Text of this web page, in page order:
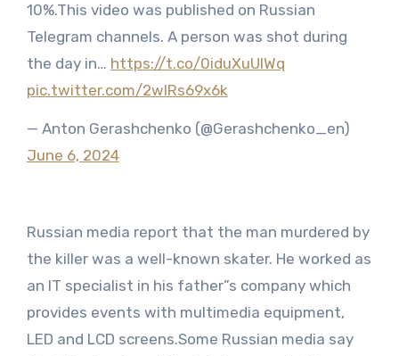
10%.This video was published on Russian
Telegram channels. A person was shot during
the day in… https://t.co/0iduXuUIWq
pic.twitter.com/2wIRs69x6k
— Anton Gerashchenko (@Gerashchenko_en)
June 6, 2024
Russian media report that the man murdered by
the killer was a well-known skater. He worked as
an IT specialist in his father”s company which
provides events with multimedia equipment,
LED and LCD screens.Some Russian media say